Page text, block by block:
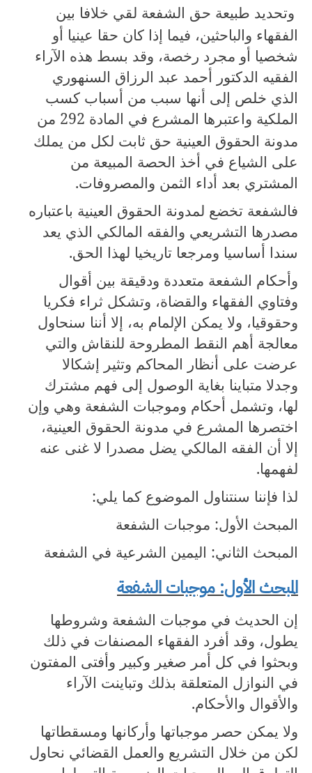
وتحديد طبيعة حق الشفعة لقي خلافا بين
الفقهاء والباحثين، فيما إذا كان حقا عينيا أو
شخصيا أو مجرد رخصة، وقد بسط هذه الآراء
الفقيه الدكتور أحمد عبد الرزاق السنهوري
الذي خلص إلى أنها سبب من أسباب كسب
الملكية واعتبرها المشرع في المادة 292 من
مدونة الحقوق العينية حق ثابت لكل من يملك
على الشياع في أخذ الحصة المبيعة من
المشتري بعد أداء الثمن والمصروفات.
فالشفعة تخضع لمدونة الحقوق العينية باعتباره
مصدرها التشريعي والفقه المالكي الذي يعد
سندا أساسيا ومرجعا تاريخيا لهذا الحق.
وأحكام الشفعة متعددة ودقيقة بين أقوال
وفتاوي الفقهاء والقضاة، وتشكل ثراء فكريا
وحقوقيا، ولا يمكن الإلمام به، إلا أننا سنحاول
معالجة أهم النقط المطروحة للنقاش والتي
عرضت على أنظار المحاكم وتثير إشكالا
وجدلا متباينا بغاية الوصول إلى فهم مشترك
لها، وتشمل أحكام وموجبات الشفعة وهي وإن
اختصرها المشرع في مدونة الحقوق العينية،
إلا أن الفقه المالكي يضل مصدرا لا غنى عنه
لفهمها.
لذا فإننا سنتناول الموضوع كما يلي:
المبحث الأول: موجبات الشفعة
المبحث الثاني: اليمين الشرعية في الشفعة
المبحث الأول: موجبات الشفعة
إن الحديث في موجبات الشفعة وشروطها
يطول، وقد أفرد الفقهاء المصنفات في ذلك
وبحثوا في كل أمر صغير وكبير وأفتى المفتون
في النوازل المتعلقة بذلك وتباينت الآراء
والأقوال والأحكام.
ولا يمكن حصر موجباتها وأركانها ومسقطاتها
لكن من خلال التشريع والعمل القضائي نحاول